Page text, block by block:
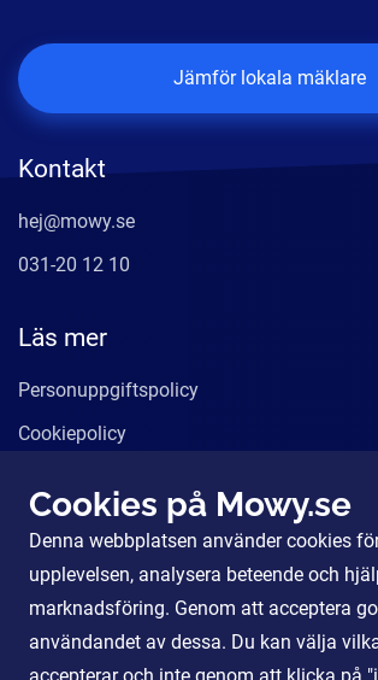
Kontakt
hej@mowy.se
031-20 12 10
Läs mer
Personuppgiftspolicy
Cookiepolicy
Våra tjänster
För Partners
Jämför lokala mäklare
Cookies på Mowy.se
Denna webbplatsen använder cookies
upplevelsen, analysera beteende och
marknadsföring. Genom att acceptera
användandet av dessa. Du kan välja